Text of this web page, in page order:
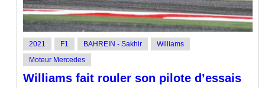
2021 F1 BAHREIN - Sakhir
Williams
Moteur Mercedes
Williams fait rouler son pilote d’essais